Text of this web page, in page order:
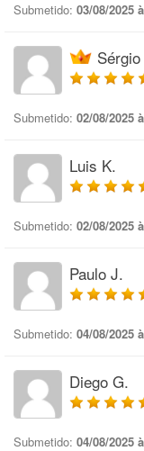
Submetido: 03/08/2025
Sérgio
Submetido: 02/08/2025
Luis K.
Submetido: 02/08/2025
Paulo J.
Submetido: 04/08/2025
Diego G.
Submetido: 04/08/2025